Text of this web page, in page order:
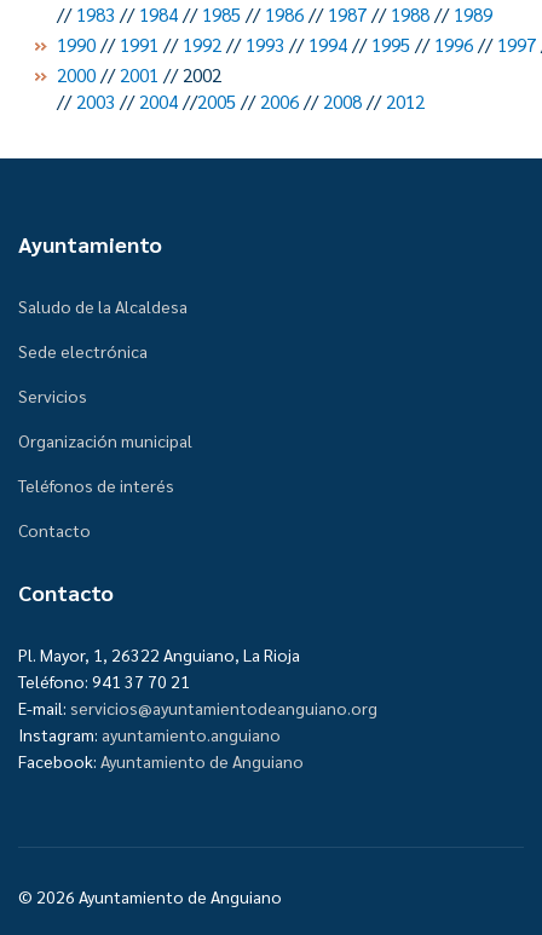
// 1983 // 1984 // 1985 // 1986 // 1987 // 1988 // 1989
1990 // 1991 // 1992 // 1993 // 1994 // 1995 // 1996 // 1997
2000 // 2001 // 2002
// 2003 // 2004 //2005 // 2006 // 2008 // 2012
Ayuntamiento
Saludo de la Alcaldesa
Sede electrónica
Servicios
Organización municipal
Teléfonos de interés
Contacto
Contacto
Pl. Mayor, 1, 26322 Anguiano, La Rioja
Teléfono: 941 37 70 21
E-mail: servicios@ayuntamientodeanguiano.org
Instagram: ayuntamiento.anguiano
Facebook: Ayuntamiento de Anguiano
© 2026 Ayuntamiento de Anguiano